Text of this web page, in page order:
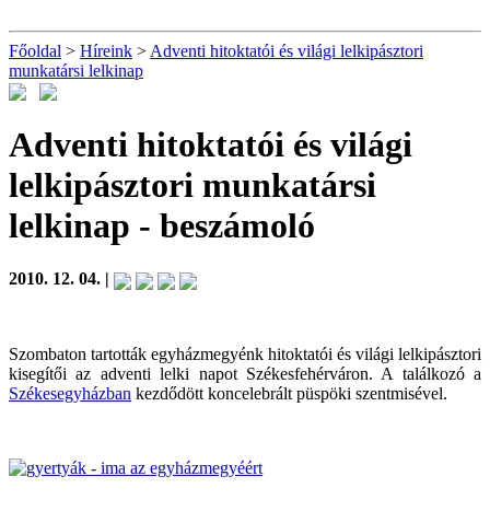
Főoldal > Híreink > Adventi hitoktatói és világi lelkipásztori
munkatársi lelkinap
Adventi hitoktatói és világi
lelkipásztori munkatársi
lelkinap - beszámoló
2010. 12. 04. |
Szombaton tartották egyházmegyénk hitoktatói és világi lelkipásztori
kisegítői az adventi lelki napot Székesfehérváron. A találkozó a
Székesegyházban kezdődött koncelebrált püspöki szentmisével.